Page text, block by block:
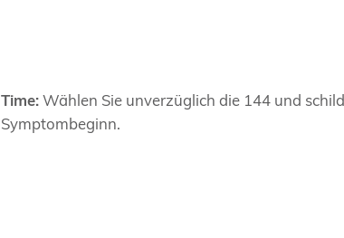
Time:Wählen Sie unverzüglich die 144 und
Symptombeginn.